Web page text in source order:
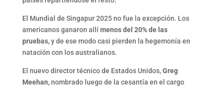
El Mundial de Singapur 2025 no fue la excepción. Los
americanos ganaron allímenos del 20% de las
pruebas,y de ese modo casi pierden la hegemonía en
natación con los australianos.
El nuevo director técnico de Estados Unidos,Greg
Meehan,nombrado luego de la cesantía en el cargo